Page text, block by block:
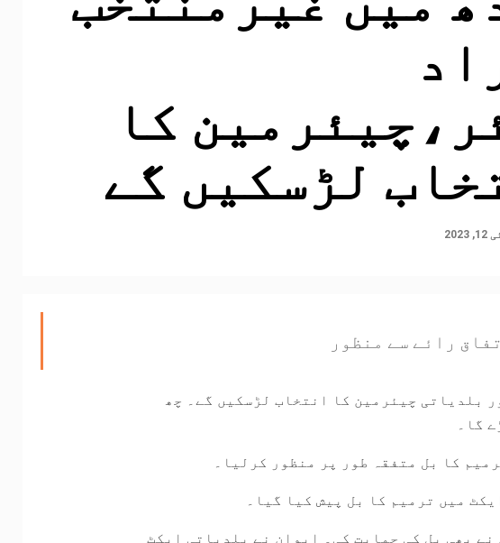
کا
لڑسکیں گے
2023
رائے سے منظور
بلدیاتی چیئرمین کا انتخاب لڑسکیں گے۔ چھ
گا۔
کا بل متفقہ طور پر منظور کرلیا۔
میں ترمیم کا بل پیش کیا گیا۔
بھی بل کی حمایت کی۔ ایوان نے بلدیاتی ایکٹ